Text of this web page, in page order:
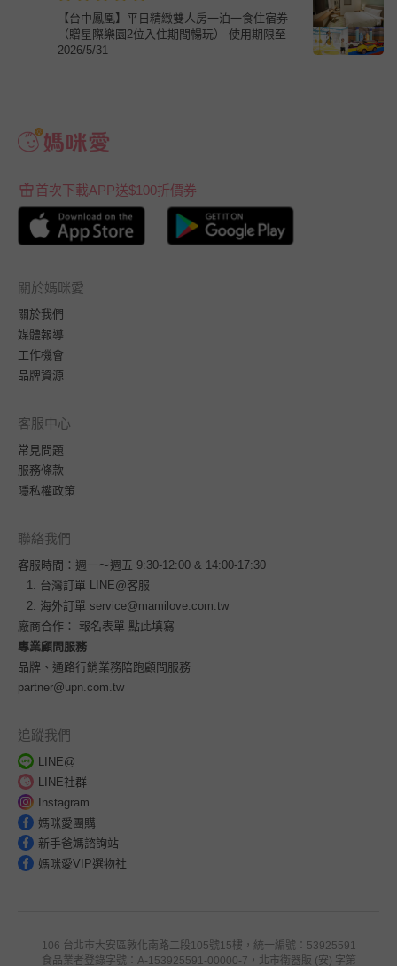
【台中鳳凰】平日精緻雙人房一泊一食住宿券
（贈星際樂園2位入住期間暢玩）-使用期限至
2026/5/31
首次下載APP送$100折價券
關於媽咪愛
關於我們
媒體報導
工作機會
品牌資源
客服中心
常見問題
服務條款
隱私權政策
聯絡我們
客服時間：週一～週五 9:30-12:00 & 14:00-17:30
台灣訂單
LINE@客服
海外訂單 service@mamilove.com.tw
廠商合作： 報名表單 點此填寫
專業顧問服務
品牌、通路行銷業務陪跑顧問服務
partner@upn.com.tw
追蹤我們
LINE@
LINE社群
Instagram
媽咪愛團購
新手爸媽諮詢站
媽咪愛VIP選物社
106 台北市大安區敦化南路二段105號15樓，統一編號：53925591
食品業者登錄字號：A-153925591-00000-7，北市衛器販 (安) 字第